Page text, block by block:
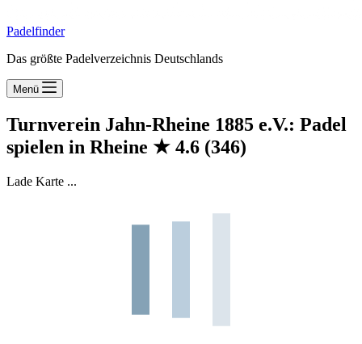
Padelfinder
Das größte Padelverzeichnis Deutschlands
Menü
Turnverein Jahn-Rheine 1885 e.V.: Padel
spielen in Rheine ★ 4.6 (346)
Lade Karte ...